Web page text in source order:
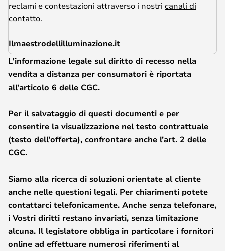
reclami e contestazioni attraverso i nostri canali di
contatto.
Ilmaestrodellilluminazione.it
L'informazione legale sul diritto di recesso nella
vendita a distanza per consumatori è riportata
all’articolo 6 delle CGC.
Per il salvataggio di questi documenti e per
consentire la visualizzazione nel testo contrattuale
(testo dell'offerta), confrontare anche l’art. 2 delle
CGC.
Siamo alla ricerca di soluzioni orientate al cliente
anche nelle questioni legali. Per chiarimenti potete
contattarci telefonicamente. Anche senza telefonare,
i Vostri diritti restano invariati, senza limitazione
alcuna. Il legislatore obbliga in particolare i fornitori
online ad effettuare numerosi riferimenti al